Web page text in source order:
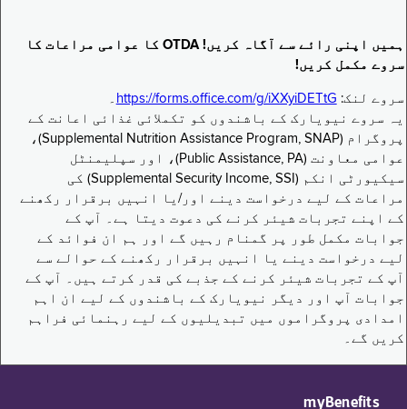
ہمیں اپنی رائے سے آگاہ کریں! OTDA کا عوامی مراعات کا
سروے مکمل کریں!
سروے لنک: https://forms.office.com/g/iXXyiDETtG ۔
یہ سروے نیویارک کے باشندوں کو تکملائی غذائی اعانت کے
پروگرام (Supplemental Nutrition Assistance Program, SNAP)،
عوامی معاونت (Public Assistance, PA)، اور سپلیمنٹل
سیکیورٹی انکم (Supplemental Security Income, SSI) کی
مراعات کے لیے درخواست دینے اور/یا انہیں برقرار رکھنے
کے اپنے تجربات شیئر کرنے کی دعوت دیتا ہے۔ آپ کے
جوابات مکمل طور پر گمنام رہیں گے اور ہم ان فوائد کے
لیے درخواست دینے یا انہیں برقرار رکھنے کے حوالے سے
آپ کے تجربات شیئر کرنے کے جذبے کی قدر کرتے ہیں۔ آپ کے
جوابات آپ اور دیگر نیویارک کے باشندوں کے لیے ان اہم
امدادی پروگراموں میں تبدیلیوں کے لیے رہنمائی فراہم
کریں گے۔
myBenefits